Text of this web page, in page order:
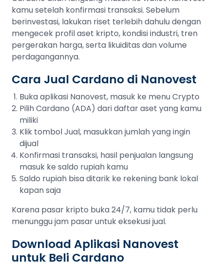
kamu setelah konfirmasi transaksi. Sebelum
berinvestasi, lakukan riset terlebih dahulu dengan
mengecek profil aset kripto, kondisi industri, tren
pergerakan harga, serta likuiditas dan volume
perdagangannya.
Cara Jual Cardano di Nanovest
Buka aplikasi Nanovest, masuk ke menu Crypto
Pilih Cardano (ADA) dari daftar aset yang kamu
miliki
Klik tombol Jual, masukkan jumlah yang ingin
dijual
Konfirmasi transaksi, hasil penjualan langsung
masuk ke saldo rupiah kamu
Saldo rupiah bisa ditarik ke rekening bank lokal
kapan saja
Karena pasar kripto buka 24/7, kamu tidak perlu
menunggu jam pasar untuk eksekusi jual.
Download Aplikasi Nanovest
untuk Beli Cardano